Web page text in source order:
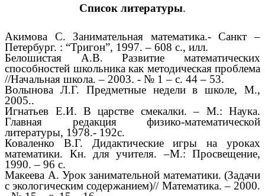
Список литературы.
Акимова С. Занимательная математика.- Санкт –
Петербург. : “Тригон”, 1997. – 608 с., илл.
Белошистая А.В. Развитие математических
способностей школьника как методическая проблема
//Начальная школа. – 2003. - № 1 – с. 44 – 53.
Волынова Л.Г. Предметные недели в школе, М.,
2005..
Игнатьев Е.И. В царстве смекалки. – М.: Наука.
Главная редакция физико-математической
литературы, 1978.- 192с.
Коваленко В.Г. Дидактические игры на уроках
математики. Кн. для учителя. –М.: Просвещение,
1990. – 96 с.
Макеева А. Урок занимательной математики. (Задачи
с экологическим содержанием)// Математика. – 2000.